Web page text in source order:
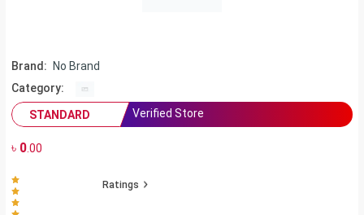
Brand:
No Brand
Category:
STANDARD
Verified Store
৳ 0.00
Ratings